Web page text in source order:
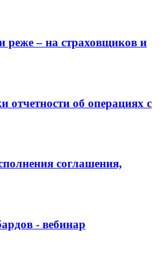
– на страховщиков и
отчетности об операциях с
соглашения,
- вебинар